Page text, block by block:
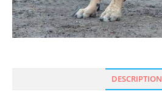
DESCRIPTION